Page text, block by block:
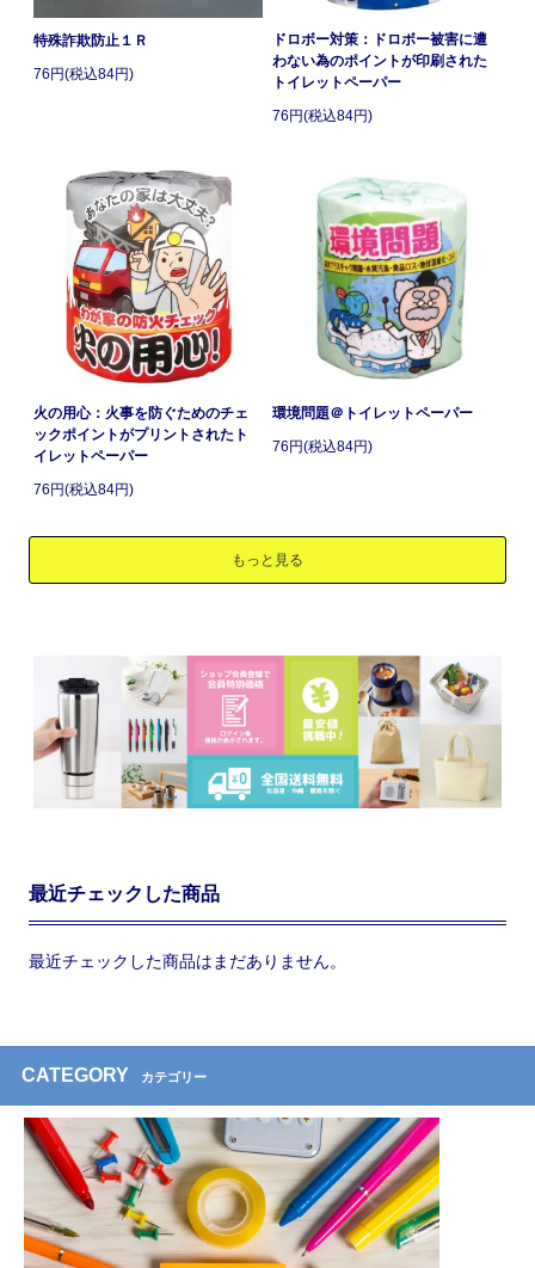
特殊詐欺防止１Ｒ
76円(税込84円)
ドロボー対策：ドロボー被害に遭
わない為のポイントが印刷された
トイレットペーパー
76円(税込84円)
火の用心：火事を防ぐためのチェ
ックポイントがプリントされたト
イレットペーパー
76円(税込84円)
環境問題＠トイレットペーパー
76円(税込84円)
もっと見る
最近チェックした商品
最近チェックした商品はまだありません。
CATEGORY カテゴリー